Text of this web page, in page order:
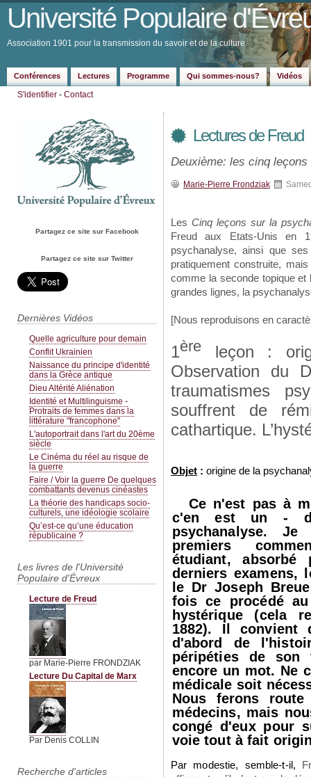
Université Populaire
Association 1901 pour la transmission du savoir et de la culture
Conférences Lectures Programme Qui sommes-nous? Vidéos
S'identifier - Contact
Partagez ce site sur Facebook
Partagez ce site sur Twitter
Dernières Vidéos
Quelle agriculture pour demain
Conflit Ukrainien
Naissance du principe d'identité
dans la Grèce antique
Dieu Altérité Aliénation
Identité et Multilinguisme -
Protraits de femmes dans la
littérature "francophone"
L'autoportrait dans l'art du 20ème
siècle
Le Cinéma du réel au risque de
la guerre
Faire / Voir la guerre De quelques
combattants devenus cinéastes
La théorie des handicaps socio-
culturels, une idéologie scolaire
Qu’est-ce qu’une éducation
républicaine ?
Les livres de l'Université
Populaire d'Évreux
Lecture de Freud
par Marie-Pierre FRONDZIAK
Lecture Du Capital de Marx
Par Denis COLLIN
Recherche d'articles
Lectures de Freud
Deuxième: les cinq
Marie-Pierre Frondziak
Les Cinq leçons sur la
Freud aux Etats-Unis en
psychanalyse, ainsi que
pratiquement construite,
comme la seconde topique
grandes lignes, la
[Nous reproduisons en
1ère leçon :
Observation du
traumatismes
souffrent de
cathartique.
Objet : origine de la
Ce n'est pas à
c'en est un -
psychanalyse.
premiers
étudiant,
derniers examens,
le Dr Joseph
fois ce procédé
hystérique (cela
1882). Il convient
d'abord de
péripéties de son
encore un mot. Ne
médicale soit
Nous ferons
médecins, mais
congé d'eux pour
voie tout à fait
Par modestie, semble-t-il,